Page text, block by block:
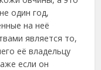
один год,
на неё
является то,
её владельцу
если он